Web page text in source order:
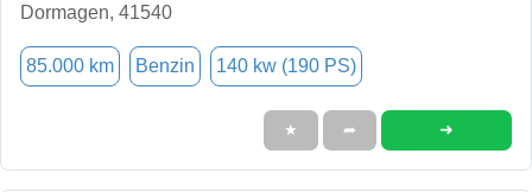
Dormagen, 41540
85.000 km Benzin 140 kw (190 PS)
★ ➦ ➜